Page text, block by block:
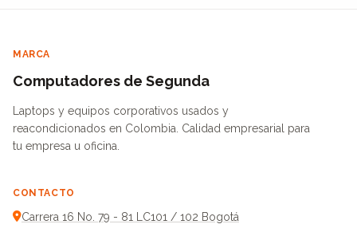
MARCA
Computadores de Segunda
Laptops y equipos corporativos usados y
reacondicionados en Colombia. Calidad empresarial para
tu empresa u oficina.
CONTACTO
Carrera 16 No. 79 - 81 LC101 / 102 Bogotá